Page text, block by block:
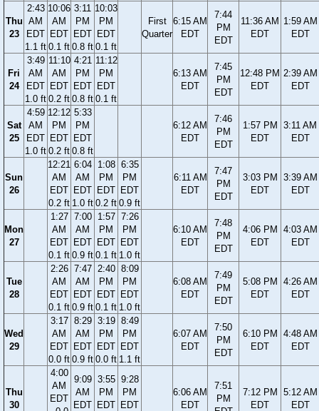
Thu
23
2:43
AM
EDT
1.1 ft
10:06
AM
EDT
0.1 ft
3:11
PM
EDT
0.8 ft
10:03
PM
EDT
0.1 ft
First
Quarter
6:15 AM
EDT
7:44
PM
EDT
11:36 AM
EDT
1:59 AM
EDT
Fri
24
3:49
AM
EDT
1.0 ft
11:10
AM
EDT
0.2 ft
4:21
PM
EDT
0.8 ft
11:12
PM
EDT
0.1 ft
6:13 AM
EDT
7:45
PM
EDT
12:48 PM
EDT
2:39 AM
EDT
Sat
25
4:59
AM
EDT
1.0 ft
12:12
PM
EDT
0.2 ft
5:33
PM
EDT
0.8 ft
6:12 AM
EDT
7:46
PM
EDT
1:57 PM
EDT
3:11 AM
EDT
Sun
26
12:21
AM
EDT
0.2 ft
6:04
AM
EDT
1.0 ft
1:08
PM
EDT
0.2 ft
6:35
PM
EDT
0.9 ft
6:11 AM
EDT
7:47
PM
EDT
3:03 PM
EDT
3:39 AM
EDT
Mon
27
1:27
AM
EDT
0.1 ft
7:00
AM
EDT
0.9 ft
1:57
PM
EDT
0.1 ft
7:26
PM
EDT
1.0 ft
6:10 AM
EDT
7:48
PM
EDT
4:06 PM
EDT
4:03 AM
EDT
Tue
28
2:26
AM
EDT
0.1 ft
7:47
AM
EDT
0.9 ft
2:40
PM
EDT
0.1 ft
8:09
PM
EDT
1.0 ft
6:08 AM
EDT
7:49
PM
EDT
5:08 PM
EDT
4:26 AM
EDT
Wed
29
3:17
AM
EDT
0.0 ft
8:29
AM
EDT
0.9 ft
3:19
PM
EDT
0.0 ft
8:49
PM
EDT
1.1 ft
6:07 AM
EDT
7:50
PM
EDT
6:10 PM
EDT
4:48 AM
EDT
Thu
30
4:00
AM
EDT
9:09
AM
EDT
3:55
PM
EDT
9:28
PM
EDT
6:06 AM
EDT
7:51
PM
7:12 PM
EDT
5:12 AM
EDT